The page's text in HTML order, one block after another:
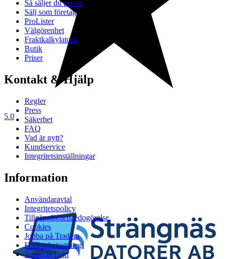
5.0
Så säljer du privat
Sälj som företag
ProLister
Välgörenhet
Fraktkalkylatorn
Butik
Priser
Kontakt & Hjälp
Regler
Press
Säkerhet
FAQ
Vad är nytt?
Kundservice
Integritetsinställningar
Information
Användaravtal
Integritetspolicy
Tillgänglighetsredogörelse
Cookies
Jobba på Tradera
Hållbarhetsstrategi
Traderas frakt